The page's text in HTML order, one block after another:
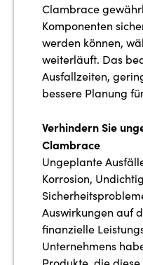
Clambrace
Komponenten
werden können,
weiterläuft. Das
Ausfallzeiten,
bessere Planung
Verhindern Sie
Clambrace
Ungeplante
Korrosion,
Auswirkungen auf
finanzielle
Unternehmens